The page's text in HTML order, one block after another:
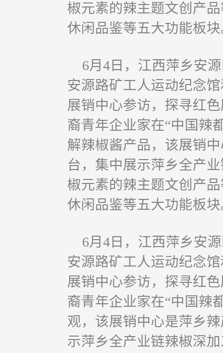
椒元素的辣主题文创产
休闲品鉴等五大功能板
6月4日，江西萍乡安
安源路矿工人运动纪念
展销中心参访，探寻红
裔青年企业家在“中国辣
解辣椒酱产品，该展销
台，集中展示萍乡全产
椒元素的辣主题文创产
休闲品鉴等五大功能板
6月4日，江西萍乡安
安源路矿工人运动纪念
展销中心参访，探寻红
裔青年企业家在“中国辣
观，该展销中心是萍乡
示萍乡全产业链辣椒深